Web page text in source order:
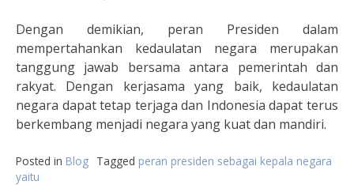
Dengan demikian, peran Presiden dalam
mempertahankan kedaulatan negara merupakan
tanggung jawab bersama antara pemerintah dan
rakyat. Dengan kerjasama yang baik, kedaulatan
negara dapat tetap terjaga dan Indonesia dapat terus
berkembang menjadi negara yang kuat dan mandiri.
Posted in Blog Tagged peran presiden sebagai kepala negara
yaitu